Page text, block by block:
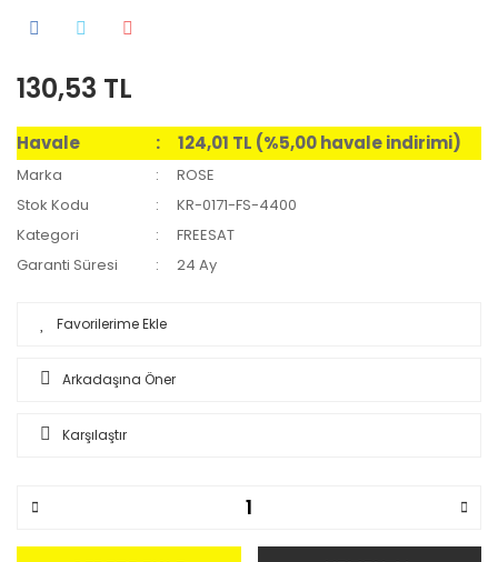
130,53 TL
Havale 124,01 TL (%5,00 havale indirimi)
Marka
ROSE
Stok Kodu
KR-0171-FS-4400
Kategori
FREESAT
Garanti Süresi
24 Ay
Arkadaşına Öner
Karşılaştır